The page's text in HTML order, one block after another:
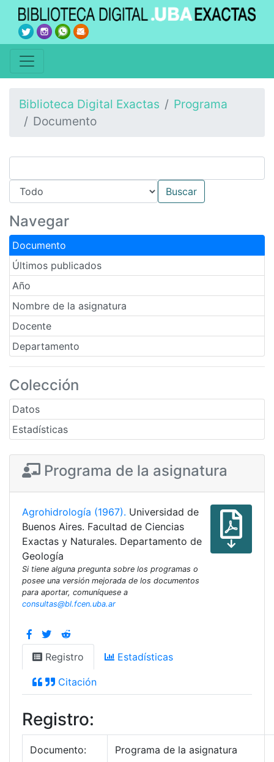
Biblioteca Digital Exactas
Programa
Documento
Navegar
Documento
Últimos publicados
Año
Nombre de la asignatura
Docente
Departamento
Colección
Datos
Estadísticas
Programa de la asignatura
Agrohidrología (1967). Universidad de
Buenos Aires. Facultad de Ciencias
Exactas y Naturales. Departamento de
Geología
Si tiene alguna pregunta sobre los programas o
posee una versión mejorada de los documentos
para aportar, comuníquese a
consultas@bl.fcen.uba.ar
Registro Estadísticas
Citación
Registro:
Documento: Programa de la asignatura